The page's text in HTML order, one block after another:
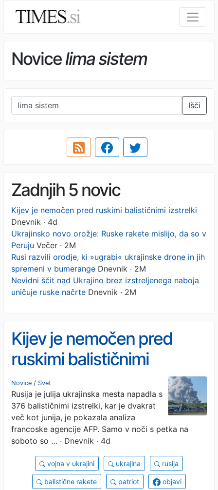
Novicelima sistem
Išči
Zadnjih 5 novic
Kijev je nemočen pred ruskimi balističnimi izstrelki
Dnevnik · 4d
Ukrajinsko novo orožje: Ruske rakete mislijo, da so v
Peruju Večer · 2M
Rusi razvili orodje, ki »ugrabi« ukrajinske drone in jih
spremeni v bumerange Dnevnik · 2M
Nevidni ščit nad Ukrajino brez izstreljenega naboja
uničuje ruske načrte Dnevnik · 2M
Kijev je nemočen pred
ruskimi balističnimi
izstrelki
Novice / Svet
Rusija je julija ukrajinska mesta napadla s
376 balističnimi izstrelki, kar je dvakrat
več kot junija, je pokazala analiza
francoske agencije AFP. Samo v noči s petka na
soboto so … · Dnevnik · 4d
vojna v ukrajini ukrajina rusija
balistične rakete patriot objavi